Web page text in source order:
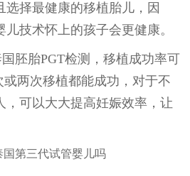
选择最健康的移植胎儿，因
技术怀上的孩子会更健康。
胚胎PGT检测，移植成功率可
两次移植都能成功，对于不
，可以大大提高妊娠效率，让